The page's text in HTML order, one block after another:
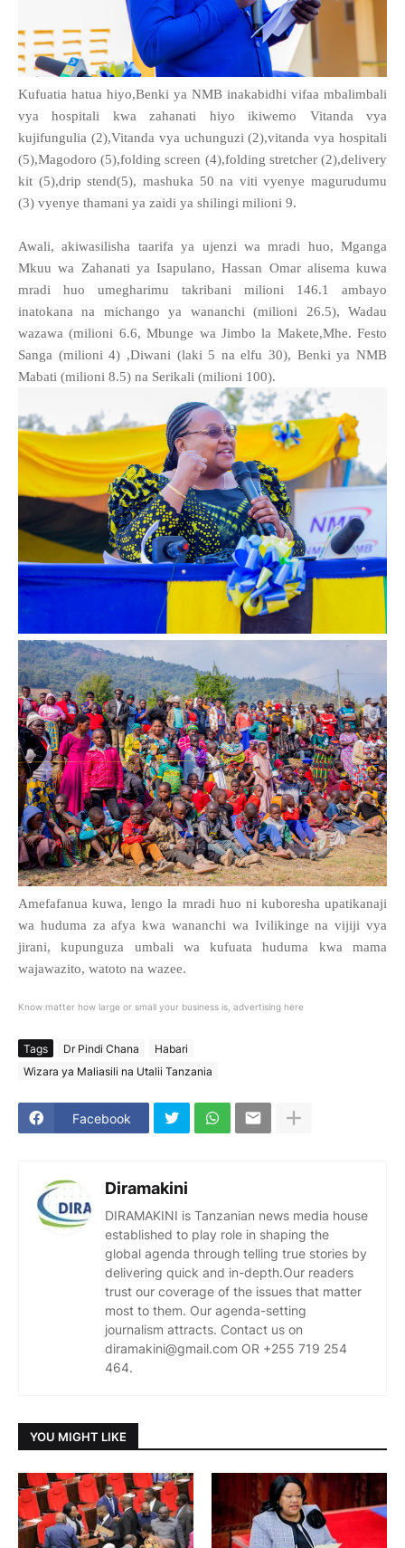
Kufuatia hatua hiyo,Benki ya NMB inakabidhi vifaa mbalimbali
vya hospitali kwa zahanati hiyo ikiwemo Vitanda vya
kujifungulia (2),Vitanda vya uchunguzi (2),vitanda vya hospitali
(5),Magodoro (5),folding screen (4),folding stretcher (2),delivery
kit (5),drip stend(5), mashuka 50 na viti vyenye magurudumu
(3) vyenye thamani ya zaidi ya shilingi milioni 9.
Awali, akiwasilisha taarifa ya ujenzi wa mradi huo, Mganga
Mkuu wa Zahanati ya Isapulano, Hassan Omar alisema kuwa
mradi huo umegharimu takribani milioni 146.1 ambayo
inatokana na michango ya wananchi (milioni 26.5), Wadau
wazawa (milioni 6.6, Mbunge wa Jimbo la Makete,Mhe. Festo
Sanga (milioni 4) ,Diwani (laki 5 na elfu 30), Benki ya NMB
Mabati (milioni 8.5) na Serikali (milioni 100).
Amefafanua kuwa, lengo la mradi huo ni kuboresha upatikanaji
wa huduma za afya kwa wananchi wa Ivilikinge na vijiji vya
jirani, kupunguza umbali wa kufuata huduma kwa mama
wajawazito, watoto na wazee.
Know matter how large or small your business is, advertising here
Tags Dr Pindi Chana
Habari
Wizara ya Maliasili na Utalii Tanzania
Facebook
Diramakini
DIRAMAKINI is Tanzanian news media house
established to play role in shaping the
global agenda through telling true stories by
delivering quick and in-depth.Our readers
trust our coverage of the issues that matter
most to them. Our agenda-setting
journalism attracts. Contact us on
diramakini@gmail.com OR +255 719 254
464.
YOU MIGHT LIKE